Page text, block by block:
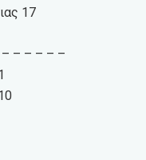
17
– – – – –